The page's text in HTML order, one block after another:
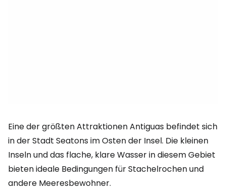
Eine der größten Attraktionen Antiguas befindet sich
in der Stadt Seatons im Osten der Insel. Die kleinen
Inseln und das flache, klare Wasser in diesem Gebiet
bieten ideale Bedingungen für Stachelrochen und
andere Meeresbewohner.